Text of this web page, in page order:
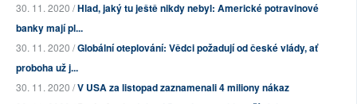
30. 11. 2020 /Hlad, jaký tu ještě nikdy nebyl: Americké potravinové
banky mají pl...
30. 11. 2020 /Globální oteplování: Vědci požadují od české vlády, ať
proboha už j...
30. 11. 2020 /V USA za listopad zaznamenali 4 miliony nákaz